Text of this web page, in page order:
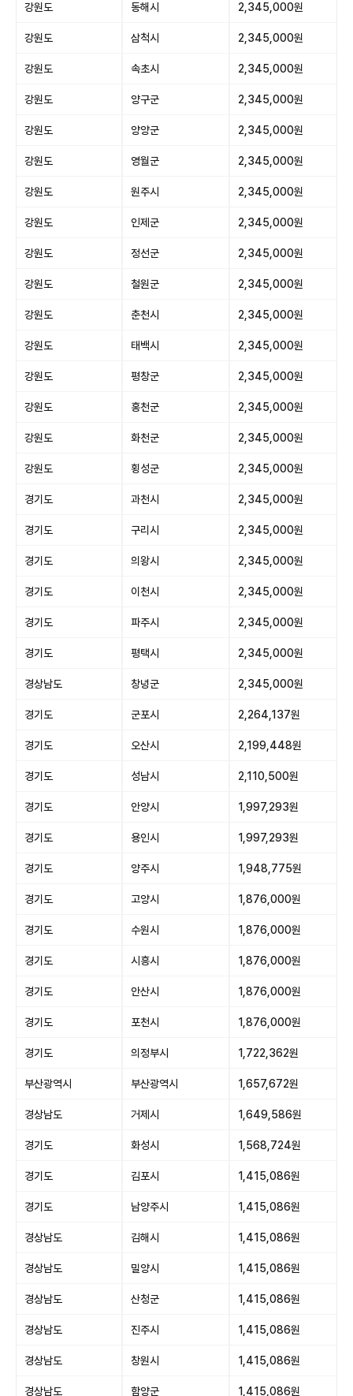
강원도 동해시 2,345,000원
강원도 삼척시 2,345,000원
강원도 속초시 2,345,000원
강원도 양구군 2,345,000원
강원도 양양군 2,345,000원
강원도 영월군 2,345,000원
강원도 원주시 2,345,000원
강원도 인제군 2,345,000원
강원도 정선군 2,345,000원
강원도 철원군 2,345,000원
강원도 춘천시 2,345,000원
강원도 태백시 2,345,000원
강원도 평창군 2,345,000원
강원도 홍천군 2,345,000원
강원도 화천군 2,345,000원
강원도 횡성군 2,345,000원
경기도 과천시 2,345,000원
경기도 구리시 2,345,000원
경기도 의왕시 2,345,000원
경기도 이천시 2,345,000원
경기도 파주시 2,345,000원
경기도 평택시 2,345,000원
경상남도 창녕군 2,345,000원
경기도 군포시 2,264,137원
경기도 오산시 2,199,448원
경기도 성남시 2,110,500원
경기도 안양시 1,997,293원
경기도 용인시 1,997,293원
경기도 양주시 1,948,775원
경기도 고양시 1,876,000원
경기도 수원시 1,876,000원
경기도 시흥시 1,876,000원
경기도 안산시 1,876,000원
경기도 포천시 1,876,000원
경기도 의정부시 1,722,362원
부산광역시 부산광역시 1,657,672원
경상남도 거제시 1,649,586원
경기도 화성시 1,568,724원
경기도 김포시 1,415,086원
경기도 남양주시 1,415,086원
경상남도 김해시 1,415,086원
경상남도 밀양시 1,415,086원
경상남도 산청군 1,415,086원
경상남도 진주시 1,415,086원
경상남도 창원시 1,415,086원
경상남도 함양군 1,415,086원